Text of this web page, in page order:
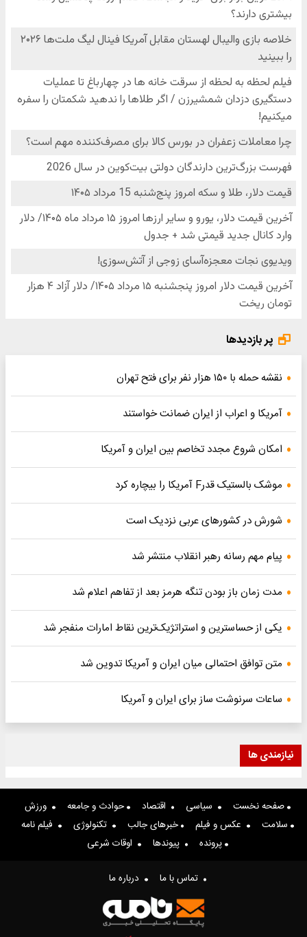
پر بازدیدها
نقشه حمله با ۱۵۰ هزار نفر برای فتح تهران
آمریکا و اعراب از ایران ضمانت خواستند
امکان شروع مجدد تخاصم‌ بین ایران و آمریکا
موشک بالستیک قدرF آمریکا را بیچاره کرد
شورش در کشورهای عربی نزدیک است
پیام مهم رسانه رهبر انقلاب منتشر شد
مدت زمان باز بودن تنگه هرمز بعد از تفاهم اعلام شد
یکی از حساسترین و استراتژیک‌ترین نقاط امارات منفجر شد
متن توافق احتمالی میان ایران و آمریکا تدوین شد
ساعات سرنوشت ساز برای ایران و آمریکا
نیازمندی ها
صفحه نخست سیاسی اقتصاد حوادث و جامعه
ورزش
سلامت
عکس و فیلم خبرهای جالب تکنولوژی
فیلم نامه
پرونده
پیوندها اوقات شرعی
تماس با ما درباره ما